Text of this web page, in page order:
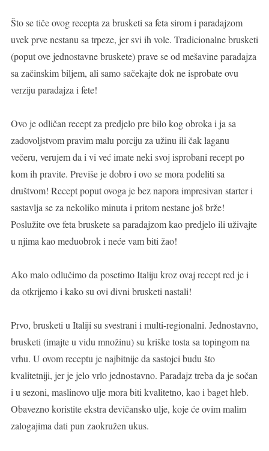
Što se tiče ovog recepta za brusketi sa feta sirom i paradajzom
uvek prve nestanu sa trpeze, jer svi ih vole. Tradicionalne brusketi
(poput ove jednostavne bruskete) prave se od mešavine paradajza
sa začinskim biljem, ali samo sačekajte dok ne isprobate ovu
verziju paradajza i fete!
Ovo je odličan recept za predjelo pre bilo kog obroka i ja sa
zadovoljstvom pravim malu porciju za užinu ili čak laganu
večeru, verujem da i vi već imate neki svoj isprobani recept po
kom ih pravite. Previše je dobro i ovo se mora podeliti sa
društvom! Recept poput ovoga je bez napora impresivan starter i
sastavlja se za nekoliko minuta i pritom nestane još brže!
Poslužite ove feta bruskete sa paradajzom kao predjelo ili uživajte
u njima kao međuobrok i neće vam biti žao!
Ako malo odlučimo da posetimo Italiju kroz ovaj recept red je i
da otkrijemo i kako su ovi divni brusketi nastali!
Prvo, brusketi u Italiji su svestrani i multi-regionalni. Jednostavno,
brusketi (imajte u vidu množinu) su kriške tosta sa topingom na
vrhu. U ovom receptu je najbitnije da sastojci budu što
kvalitetniji, jer je jelo vrlo jednostavno. Paradajz treba da je sočan
i u sezoni, maslinovo ulje mora biti kvalitetno, kao i baget hleb.
Obavezno koristite ekstra devičansko ulje, koje će ovim malim
zalogajima dati pun zaokružen ukus.